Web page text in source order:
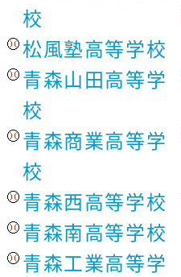
校
松風塾高等学校
青森山田高等学
校
青森商業高等学
校
青森西高等学校
青森南高等学校
青森工業高等学